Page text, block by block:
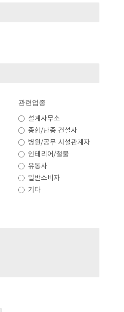
관련업종
설계사무소
종합/단종 건설사
병원/공무 시설관계자
인테리어/철물
유통사
일반소비자
기타